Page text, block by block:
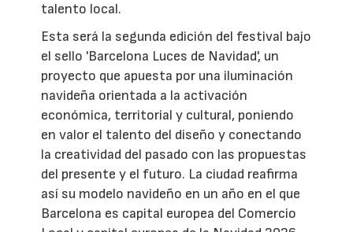
talento local.
Esta será la segunda edición del festival bajo
el sello 'Barcelona Luces de Navidad', un
proyecto que apuesta por una iluminación
navideña orientada a la activación
económica, territorial y cultural, poniendo
en valor el talento del diseño y conectando
la creatividad del pasado con las propuestas
del presente y el futuro. La ciudad reafirma
así su modelo navideño en un año en el que
Barcelona es capital europea del Comercio